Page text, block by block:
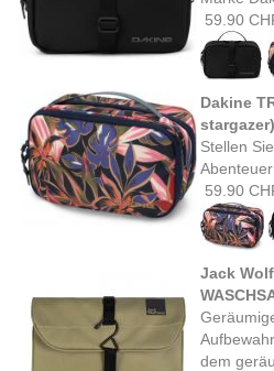
59.90
Dakine
stargazer)
Stellen
Abenteuer
59.90
Jack
dem